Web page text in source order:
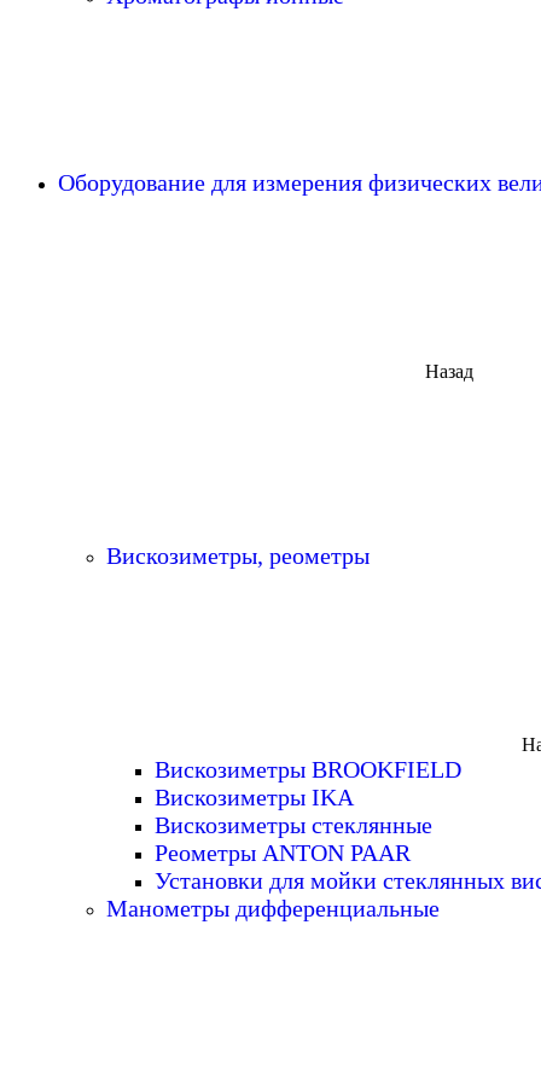
Оборудование для измерения физических
Назад
Вискозиметры, реометры
Вискозиметры BROOKFIELD
Вискозиметры IKA
Вискозиметры стеклянные
Реометры ANTON PAAR
Установки для мойки стеклянных
Манометры дифференциальные